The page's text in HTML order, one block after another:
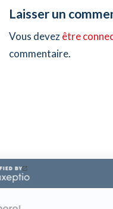
Laisser un
Vous devezêtre
commentaire.